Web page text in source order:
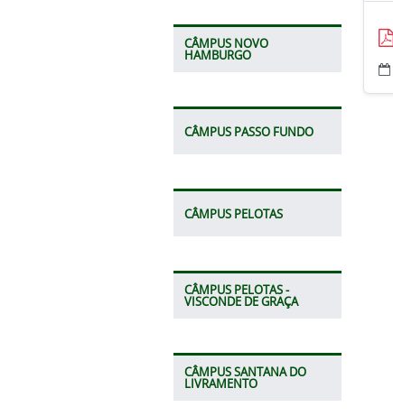
CÂMPUS NOVO
HAMBURGO
CÂMPUS PASSO FUNDO
CÂMPUS PELOTAS
CÂMPUS PELOTAS -
VISCONDE DE GRAÇA
CÂMPUS SANTANA DO
LIVRAMENTO